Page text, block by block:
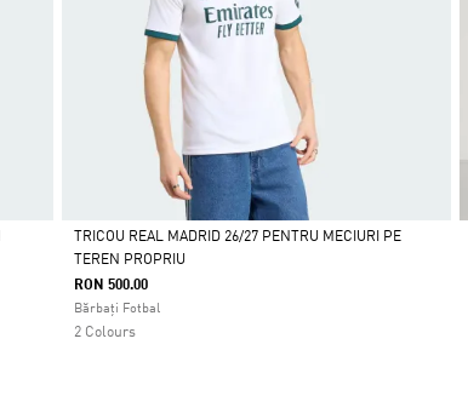
Da
TRICOU REAL MADRID 26/27 PENTRU MECIURI PE
TEREN PROPRIU
RON 500.00
Bărbați Fotbal
2 Colours